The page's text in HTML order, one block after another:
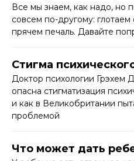
Все мы знаем, как надо, но
совсем по-другому:
прячем печаль. Давайте
Стигма
Доктор психологии Грэхем
опасна стигматизация
и как в Великобритании
проблемой
Что может дать